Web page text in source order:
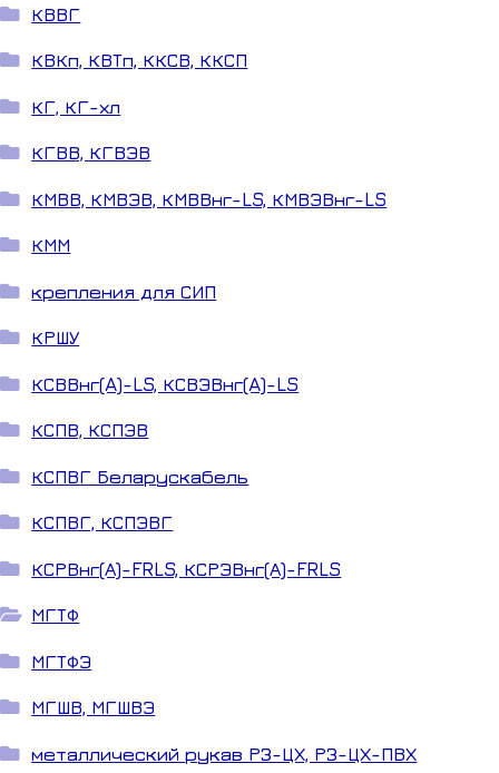
КВВГ
КВКп, КВТп, ККСВ, ККСП
КГ, КГ-хл
КГВВ, КГВЭВ
КМВВ, КМВЭВ, КМВВнг-LS, КМВЭВнг-LS
КММ
крепления для СИП
КРШУ
КСВВнг(A)-LS, КСВЭВнг(A)-LS
КСПВ, КСПЭВ
КСПВГ Беларускабель
КСПВГ, КСПЭВГ
КСРВнг(А)-FRLS, КСРЭВнг(А)-FRLS
МГТФ
МГТФЭ
МГШВ, МГШВЭ
металлический рукав РЗ-ЦХ, РЗ-ЦХ-ПВХ